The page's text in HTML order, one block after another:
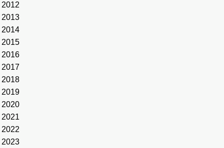
2012
2013
2014
2015
2016
2017
2018
2019
2020
2021
2022
2023